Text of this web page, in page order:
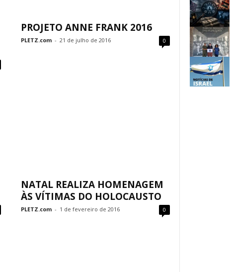
PROJETO ANNE FRANK 2016
PLETZ.com - 21 de julho de 2016 0
NATAL REALIZA HOMENAGEM
ÀS VÍTIMAS DO HOLOCAUSTO
PLETZ.com - 1 de fevereiro de 2016 0